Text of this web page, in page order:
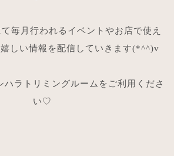
毎月行われるイベントやお店で使え
しい情報を配信していきます(*^^)v
ハラトリミングルームをご利用くださ
い♡